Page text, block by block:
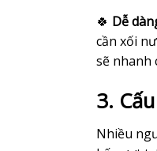
🍀 Dễ
cần xối
sẽ nhanh
3.
Nhiều